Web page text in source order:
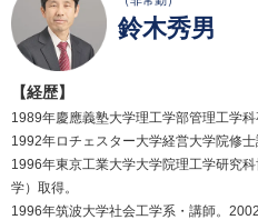
鈴木秀男
【経歴】
1989年慶應義塾大学理工学部管理工学科
1992年ロチェスター大学経営大学院修士
1996年東京工業大学大学院理工学研究
学）取得。
1996年筑波大学社会工学系・講師。